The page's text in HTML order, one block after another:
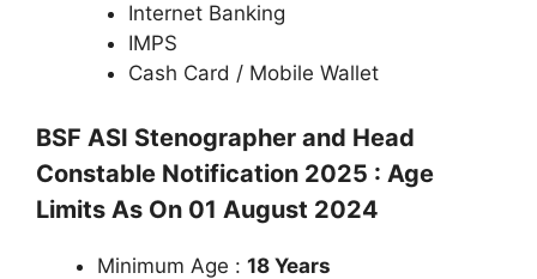
Internet Banking
IMPS
Cash Card / Mobile Wallet
BSF ASI Stenographer and Head
Constable Notification 2025 : Age
Limits As On 01 August 2024
Minimum Age : 18 Years